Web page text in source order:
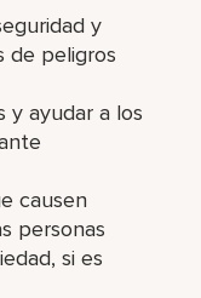
y
de peligros
y ayudar a los
causen
personas
si es